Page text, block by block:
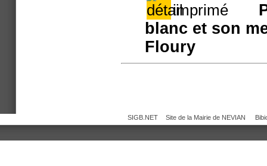
blanc et son
Floury
SIGB.NET Site de la Mairie de NEVIAN